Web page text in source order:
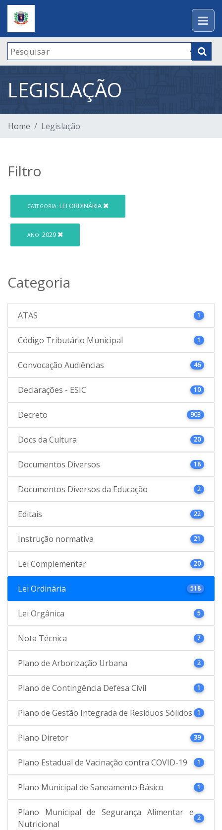
LEGISLAÇÃO
Home Legislação
Filtro
CATEGORIA: LEI ORDINÁRIA
ANO: 2029
Categoria
ATAS 1
Código Tributário Municipal 1
Convocação Audiências 46
Declarações - ESIC 10
Decreto 903
Docs da Cultura 20
Documentos Diversos 18
Documentos Diversos da Educação 2
Editais 22
Instrução normativa 21
Lei Complementar 20
Lei Ordinária 518
Lei Orgânica 5
Nota Técnica 7
Plano de Arborização Urbana 2
Plano de Contingência Defesa Civil 1
Plano de Gestão Integrada de Resíduos Sólidos 1
Plano Diretor 39
Plano Estadual de Vacinação contra COVID-19 1
Plano Municipal de Saneamento Básico 1
Plano Municipal de Segurança Alimentar e
Nutricional
2